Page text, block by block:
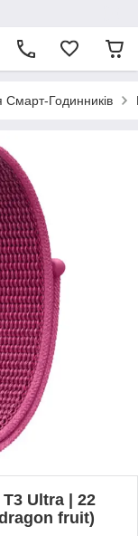
Смарт-Годинників
Ultra | 22
fruit)